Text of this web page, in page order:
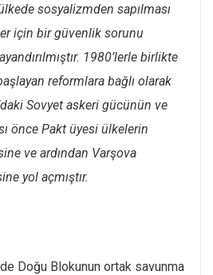
sosyalizmden sapılması
için bir güvenlik sorunu
1980’lerle birlikte
reformlara bağlı olarak
Sovyet askeri gücünün ve
önce Pakt üyesi ülkelerin
ve ardından Varşova
yol açmıştır.
Doğu Blokunun ortak savunma